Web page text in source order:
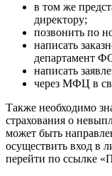
в том же
директору;
позвонить по
написать
департамент
написать
через МФЦ в
Также необходимо
страхования о
может быть
осуществить вход в
перейти по ссылке